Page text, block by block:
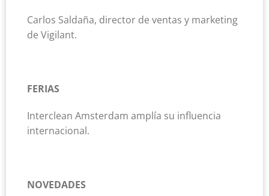
Carlos Saldaña, director de ventas y marketing
de Vigilant.
FERIAS
Interclean Amsterdam amplía su influencia
internacional.
NOVEDADES